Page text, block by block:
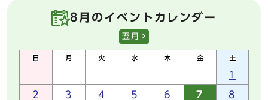
8月のイベントカレンダー
翌月
1
2 3 4 5 6 7 8